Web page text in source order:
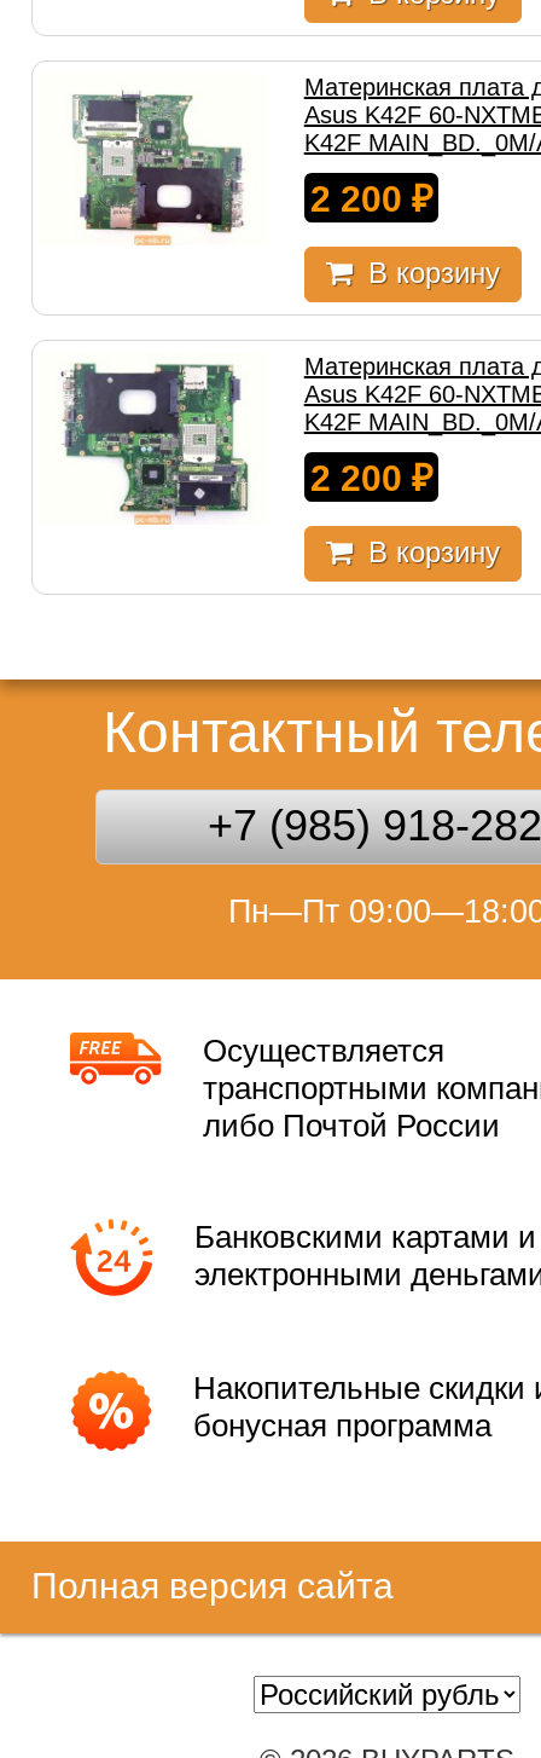
Материнская плата
Asus K42F 60-
K42F
2 200 ₽
В корзину
Материнская плата
Asus K42F 60-
K42F
2 200 ₽
В корзину
Контактный
+7 (985) 918-
Пн—Пт
Осуществляется
транспортными
либо Почтой России
Банковскими картами и
электронными
Накопительные скидки
бонусная программа
Полная версия сайта